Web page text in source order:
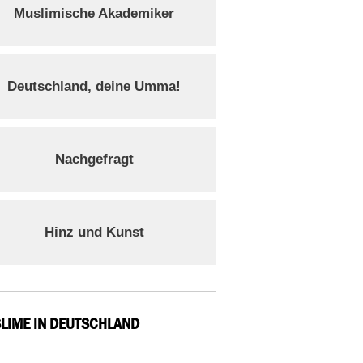
Muslimische Akademiker
Deutschland, deine Umma!
Nachgefragt
Hinz und Kunst
IN DEUTSCHLAND